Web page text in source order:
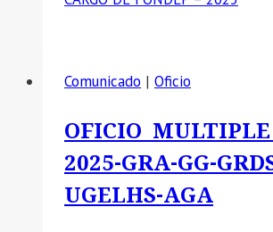
Comunicado | Oficio
OFICIO
2025-GRA-GG-
UGELHS-AGA